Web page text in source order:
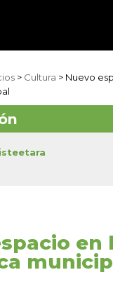
> Cultura > Nuevo
en